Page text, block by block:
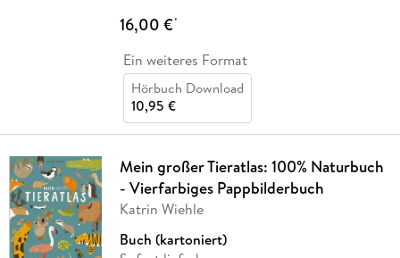
16,00 €*
Ein weiteres Format
Hörbuch Download
10,95 €
Mein großer Tieratlas: 100% Naturbuch
- Vierfarbiges Pappbilderbuch
Katrin Wiehle
Buch (kartoniert)